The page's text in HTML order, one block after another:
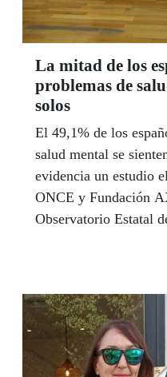
La mitad de los
problemas de
solos
El 49,1% de los
salud mental se
evidencia un estudio
ONCE y Fundación
Observatorio Estatal
problemas mentales y
fenómenos están muy
mientras el primero
con matices) desde